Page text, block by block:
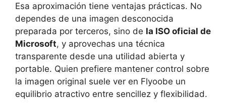
Esa aproximación tiene ventajas prácticas. No
dependes de una imagen desconocida
preparada por terceros, sino de la ISO oficial de
Microsoft, y aprovechas una técnica
transparente desde una utilidad abierta y
portable. Quien prefiere mantener control sobre
la imagen original suele ver en Flyoobe un
equilibrio atractivo entre sencillez y flexibilidad.